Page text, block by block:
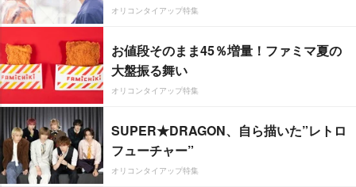
オリコンタイアップ特集
お値段そのまま45％増量！ファミマ夏の
大盤振る舞い
オリコンタイアップ特集
SUPER★DRAGON、自ら描いた”レトロ
フューチャー”
オリコンタイアップ特集